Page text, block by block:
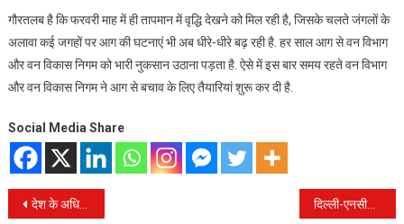
गौरतलब है कि फरवरी माह में ही तापमान में वृद्धि देखने को मिल रही है, जिसके चलते जंगलों के
अलावा कई जगहों पर आग की घटनाएं भी अब धीरे-धीरे बढ़ रही है. हर साल आग से वन विभाग
और वन विकास निगम को भारी नुकसान उठाना पड़ता है. ऐसे में इस बार समय रहते वन विभाग
और वन विकास निगम ने आग से बचाव के लिए तैयारियां शुरू कर दी है.
Social Media Share
Post
देश के अधिकतर राज्यों में फरवरी की गर्मी पसीना निकाल रही है।मौसम विभाग के अनुसार बारिश की बूंदों के संकट से देशभर के तापमान में तपिश बढ़ रही है दिल्ली-एनसीआर में भूकंप के झटके लगे हैं। उत्तराखंड में भी हिली धरती; रिक्टर स्केल पर इतनी रही तीव्रता